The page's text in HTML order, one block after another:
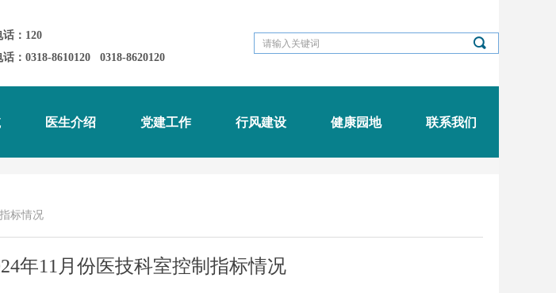
끠
话：120
话：0318-8610120 0318-8620120
医生介绍 党建工作 行风建设 健康园地 联系我们
年11月份医技科室控制指标情况
标情况